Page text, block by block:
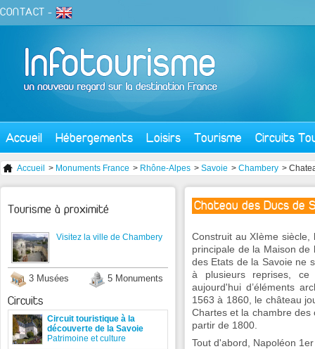
CONTACT -
Accueil Hébergements Loisirs Tourisme Circuits
Accueil > Monuments France > Rhône-Alpes > Savoie > Chambery >
Chateau des Ducs de
Construit au XIème
principale de la Maison
des Etats de la Savoie ne
à plusieurs reprises,
aujourd'hui d’éléments
1563 à 1860, le château
Chartes et la chambre
partir de 1800.
Tout d'abord, Napoléon
Tourisme à proximité
Visitez la ville de Chambery
3 Musées 5 Monuments
Circuits
Circuit touristique à la
découverte de la Savoie
Patrimoine et culture